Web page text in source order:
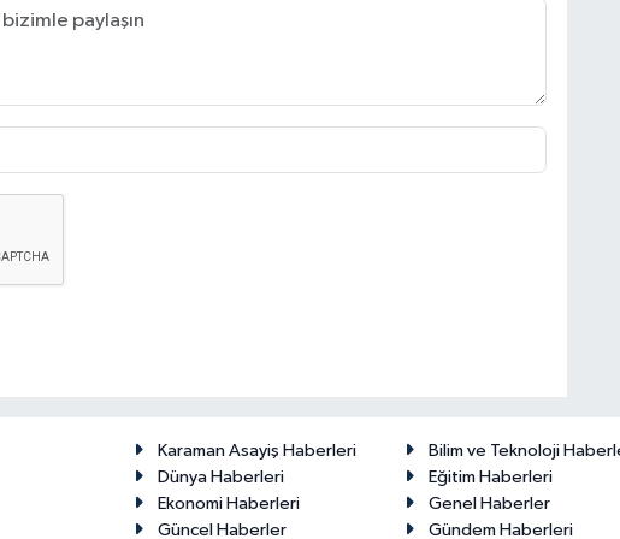
Karaman Asayiş Haberleri
Bilim ve Teknoloji
Dünya Haberleri
Eğitim Haberleri
Ekonomi Haberleri
Genel Haberler
Güncel Haberler
Gündem Haberleri